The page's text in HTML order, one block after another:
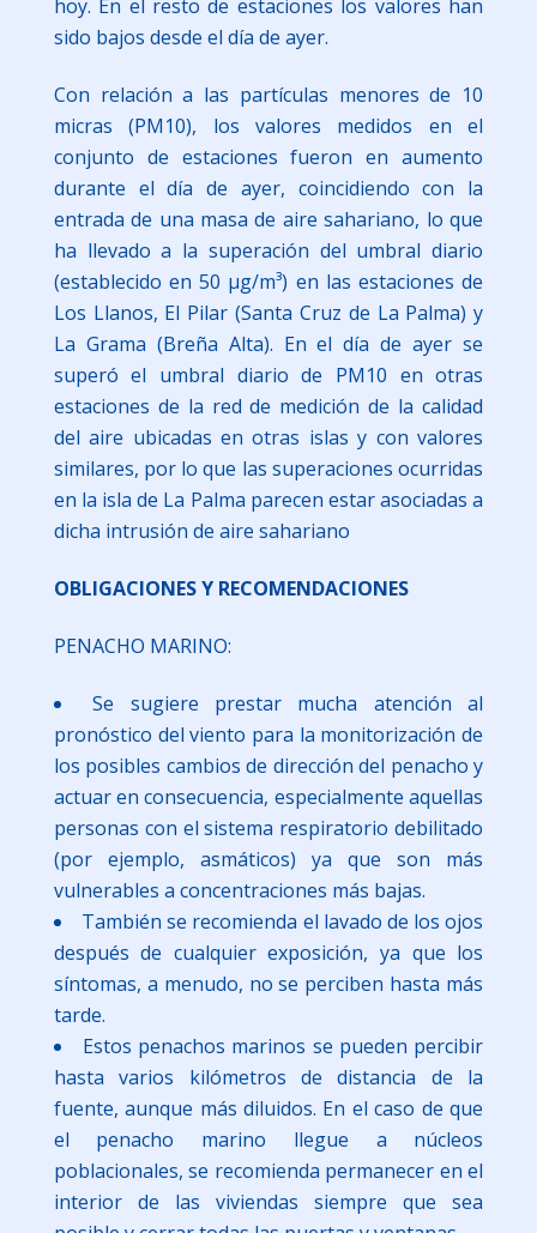
hoy. En el resto de estaciones los valores han
sido bajos desde el día de ayer.
Con relación a las partículas menores de 10
micras (PM10), los valores medidos en el
conjunto de estaciones fueron en aumento
durante el día de ayer, coincidiendo con la
entrada de una masa de aire sahariano, lo que
ha llevado a la superación del umbral diario
(establecido en 50 µg/m³) en las estaciones de
Los Llanos, El Pilar (Santa Cruz de La Palma) y
La Grama (Breña Alta). En el día de ayer se
superó el umbral diario de PM10 en otras
estaciones de la red de medición de la calidad
del aire ubicadas en otras islas y con valores
similares, por lo que las superaciones ocurridas
en la isla de La Palma parecen estar asociadas a
dicha intrusión de aire sahariano
OBLIGACIONES Y RECOMENDACIONES
PENACHO MARINO:
Se sugiere prestar mucha atención al
pronóstico del viento para la monitorización de
los posibles cambios de dirección del penacho y
actuar en consecuencia, especialmente aquellas
personas con el sistema respiratorio debilitado
(por ejemplo, asmáticos) ya que son más
vulnerables a concentraciones más bajas.
También se recomienda el lavado de los ojos
después de cualquier exposición, ya que los
síntomas, a menudo, no se perciben hasta más
tarde.
Estos penachos marinos se pueden percibir
hasta varios kilómetros de distancia de la
fuente, aunque más diluidos. En el caso de que
el penacho marino llegue a núcleos
poblacionales, se recomienda permanecer en el
interior de las viviendas siempre que sea